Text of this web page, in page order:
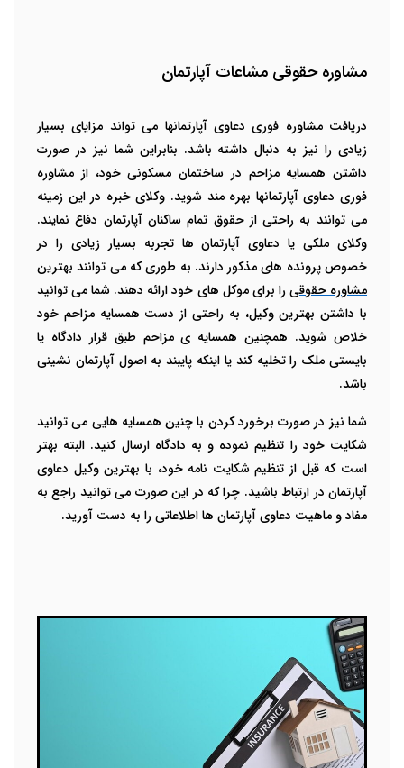
مشاوره حقوقی مشاعات آپارتمان
دریافتمشاوره فوری دعاوی آپارتمانها می تواند مزایای بسیار
زیادی را نیز به دنبال داشته باشد. بنابراین شما نیز در صورت
داشتن همسایه مزاحم در ساختمان مسکونی خود، از مشاوره
فوری دعاوی آپارتمانها بهره مند شوید. وکلای خبره در این زمینه
می توانند به راحتی از حقوق تمام ساکنان آپارتمان دفاع نمایند.
وکلای ملکی یا دعاوی آپارتمان ها تجربه بسیار زیادی را در
خصوص پرونده های مذکور دارند. به طوری که می توانند بهترین
مشاوره حقوقیرا برای موکل های خود ارائه دهند. شما می توانید
با داشتن بهترین وکیل، به راحتی از دست همسایه مزاحم خود
خلاص شوید. همچنین همسایه ی مزاحم طبق قرار دادگاه یا
بایستی ملک را تخلیه کند یا اینکه پایبند به اصول آپارتمان نشینی
باشد.
شما نیز در صورت برخورد کردن با چنین همسایه هایی می توانید
شکایت خود را تنظیم نموده و به دادگاه ارسال کنید. البته بهتر
است که قبل از تنظیم شکایت نامه خود، با بهترین وکیل دعاوی
آپارتمان در ارتباط باشید. چرا که در این صورت می توانید راجع به
مفاد و ماهیت دعاوی آپارتمان ها اطلاعاتی را به دست آورید.